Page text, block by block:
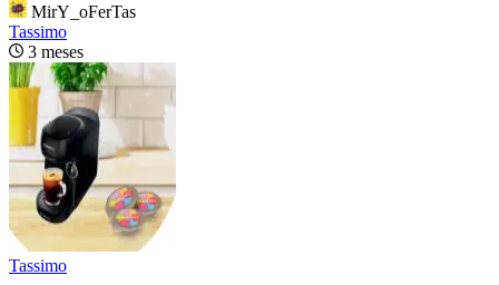
MirY_oFerTas
Tassimo
3 meses
Tassimo